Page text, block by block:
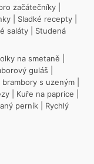
začátečníky
Sladké recepty
saláty
Studená
na smetaně
guláš
brambory s uzeným
Kuře na paprice
perník
Rychlý